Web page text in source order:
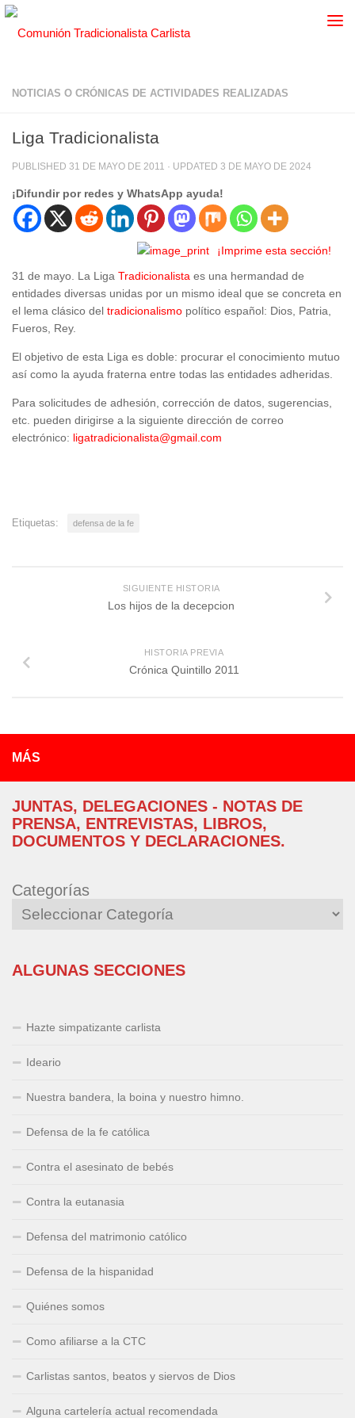
NOTICIAS O CRÓNICAS DE ACTIVIDADES REALIZADAS
Liga Tradicionalista
PUBLISHED 31 DE MAYO DE 2011 · UPDATED 3 DE MAYO DE 2024
¡Difundir por redes y WhatsApp ayuda!
¡Imprime esta sección!
31 de mayo. La Liga Tradicionalista es una hermandad de
entidades diversas unidas por un mismo ideal que se concreta en
el lema clásico del tradicionalismo político español: Dios, Patria,
Fueros, Rey.
El objetivo de esta Liga es doble: procurar el conocimiento mutuo
así como la ayuda fraterna entre todas las entidades adheridas.
Para solicitudes de adhesión, corrección de datos, sugerencias,
etc. pueden dirigirse a la siguiente dirección de correo
electrónico: ligatradicionalista@gmail.com
Etiquetas: defensa de la fe
SIGUIENTE HISTORIA
Los hijos de la decepcion
HISTORIA PREVIA
Crónica Quintillo 2011
MÁS
JUNTAS, DELEGACIONES - NOTAS DE
PRENSA, ENTREVISTAS, LIBROS,
DOCUMENTOS Y DECLARACIONES.
Categorías
ALGUNAS SECCIONES
Hazte simpatizante carlista
Ideario
Nuestra bandera, la boina y nuestro himno.
Defensa de la fe católica
Contra el asesinato de bebés
Contra la eutanasia
Defensa del matrimonio católico
Defensa de la hispanidad
Quiénes somos
Como afiliarse a la CTC
Carlistas santos, beatos y siervos de Dios
Alguna cartelería actual recomendada